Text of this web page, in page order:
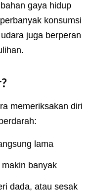
gaya hidup
konsumsi
juga berperan
memeriksakan diri
lama
banyak
dada, atau sesak